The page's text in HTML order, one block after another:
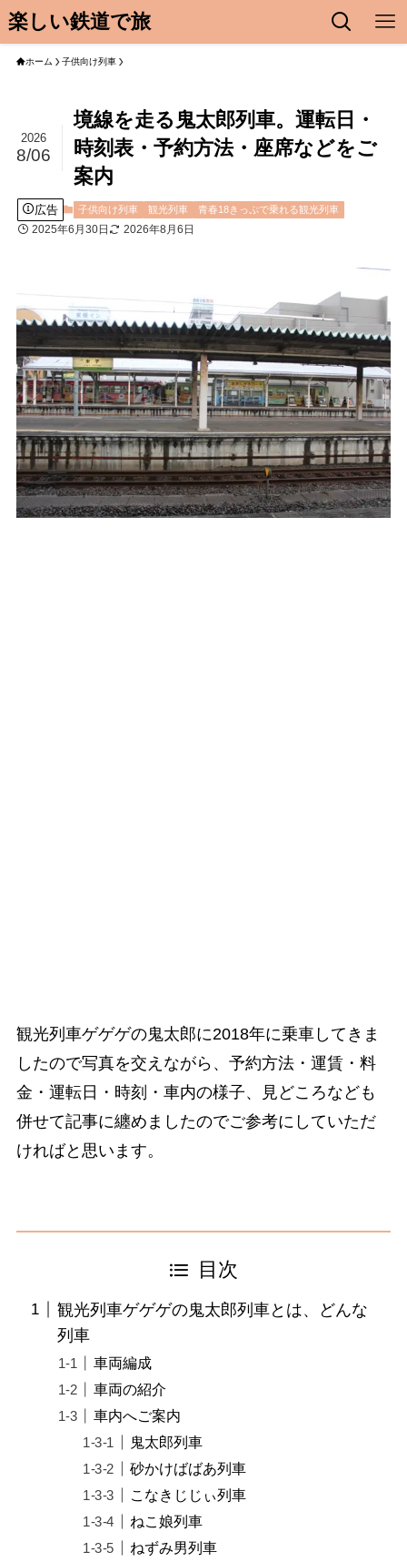
楽しい鉄道で旅
ホーム 子供向け列車
境線を走る鬼太郎列車。運転日・
時刻表・予約方法・座席などをご
案内
2026
8/06
広告 子供向け列車 観光列車 青春18きっぷで乗れる観光列車
2025年6月30日 2026年8月6日
観光列車ゲゲゲの鬼太郎に2018年に乗車してきま
したので写真を交えながら、予約方法・運賃・料
金・運転日・時刻・車内の様子、見どころなども
併せて記事に纏めましたのでご参考にしていただ
ければと思います。
目次
観光列車ゲゲゲの鬼太郎列車とは、どんな
列車
車両編成
車両の紹介
車内へご案内
鬼太郎列車
砂かけばばあ列車
こなきじじぃ列車
ねこ娘列車
ねずみ男列車